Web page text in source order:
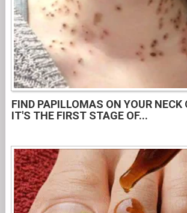
FIND PAPILLOMAS ON YOUR NECK
IT'S THE FIRST STAGE OF...